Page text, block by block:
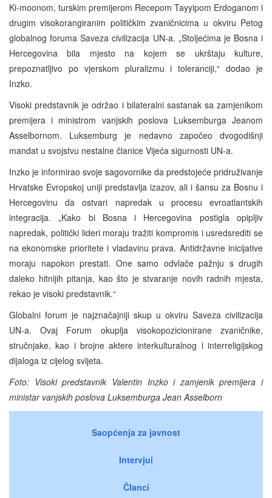
Ki-moonom, turskim premijerom Recepom Tayyipom Erdoganom i
drugim visokorangiranim političkim zvaničnicima u okviru Petog
globalnog foruma Saveza civilizacija UN-a. „Stoljećima je Bosna i
Hercegovina bila mjesto na kojem se ukrštaju kulture,
prepoznatljivo po vjerskom pluralizmu i toleranciji,“ dodao je
Inzko.
Visoki predstavnik je održao i bilateralni sastanak sa zamjenikom
premijera i ministrom vanjskih poslova Luksemburga Jeanom
Asselbornom. Luksemburg je nedavno započeo dvogodišnji
mandat u svojstvu nestalne članice Vijeća sigurnosti UN-a.
Inzko je informirao svoje sagovornike da predstojeće pridruživanje
Hrvatske Evropskoj uniji predstavlja izazov, ali i šansu za Bosnu i
Hercegovinu da ostvari napredak u procesu evroatlantskih
integracija. „Kako bi Bosna i Hercegovina postigla opipljiv
napredak, politički lideri moraju tražiti kompromis i usredsrediti se
na ekonomske prioritete i vladavinu prava. Antidržavne inicijative
moraju napokon prestati. One samo odvlače pažnju s drugih
daleko hitnijih pitanja, kao što je stvaranje novih radnih mjesta,
rekao je visoki predstavnik.“
Globalni forum je najznačajniji skup u okviru Saveza civilizacija
UN-a. Ovaj Forum okuplja visokopozicionirane zvaničnike,
stručnjake, kao i brojne aktere interkulturalnog i interreligijskog
dijaloga iz cijelog svijeta.
Foto: Visoki predstavnik Valentin Inzko i zamjenik premijera i
ministar vanjskih poslova Luksemburga Jean Asselborn
Saopćenja za javnost
Intervjui
Članci